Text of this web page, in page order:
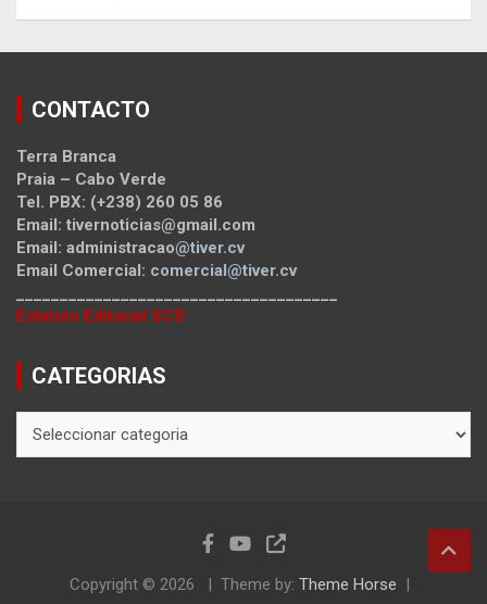
CONTACTO
Terra Branca
Praia – Cabo Verde
Tel. PBX: (+238) 260 05 86
Email: tivernoticias@gmail.com
Email: administracao@tiver.cv
Email Comercial: comercial@tiver.cv
Estatuto Editorial SCD
CATEGORIAS
Copyright © 2026 Theme by: Theme Horse